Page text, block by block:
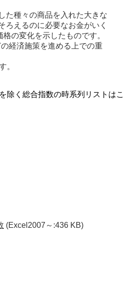
た種々の商品を入れた大きな
ろえるのに必要なお金がいく
の変化を示したものです。
経済施策を進める上での重
。
除く総合指数の時系列リストはこ
(Excel2007～:436 KB)